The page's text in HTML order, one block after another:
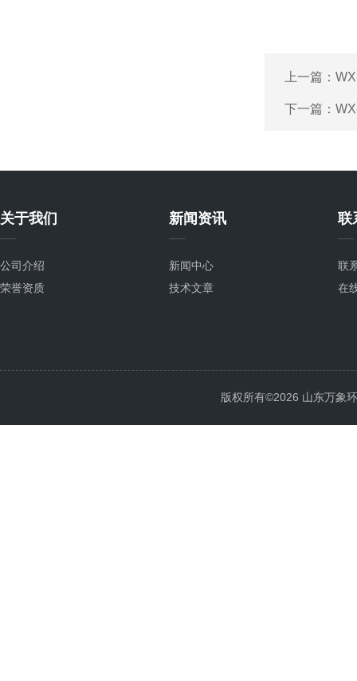
上一篇：
下一篇：
关于我们
公司介绍
荣誉资质
新闻资讯
新闻中心
技术文章
联
联
在
版权所有©2026 山东万象